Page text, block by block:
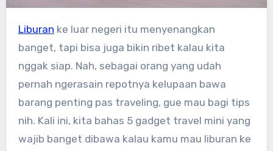
Liburan ke luar negeri itu menyenangkan
banget, tapi bisa juga bikin ribet kalau kita
nggak siap. Nah, sebagai orang yang udah
pernah ngerasain repotnya kelupaan bawa
barang penting pas traveling, gue mau bagi tips
nih. Kali ini, kita bahas 5 gadget travel mini yang
wajib banget dibawa kalau kamu mau liburan ke